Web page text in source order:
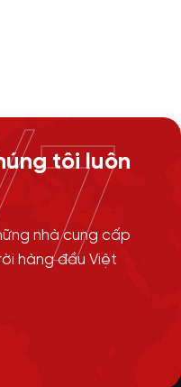
tôi luôn
nhà cung cấp
hàng đầu Việt